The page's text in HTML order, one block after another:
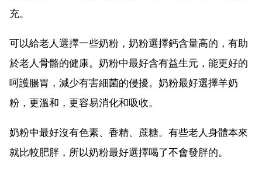
充。
可以給老人選擇一些奶粉，奶粉選擇鈣含量高的，有助
於老人骨骼的健康。奶粉中最好含有益生元，能更好的
呵護腸胃，減少有害細菌的侵擾。奶粉最好選擇羊奶
粉，更溫和，更容易消化和吸收。
奶粉中最好沒有色素、香精、蔗糖。有些老人身體本來
就比較肥胖，所以奶粉最好選擇喝了不會發胖的。